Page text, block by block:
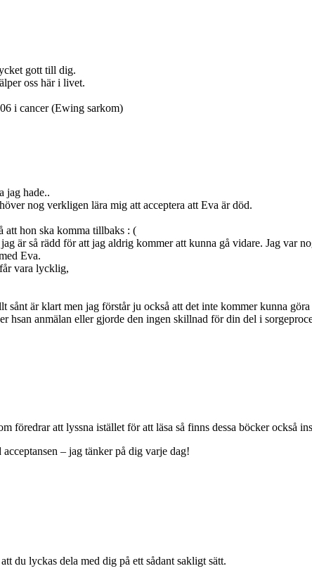
gott till dig.
oss här i livet.
i cancer (Ewing sarkom)
jag hade..
nog verkligen lära mig att acceptera att Eva är död.
att hon ska komma tillbaks : (
är så rädd för att jag aldrig kommer att kunna gå vidare. Jag var
Eva.
vara lycklig,
sånt är klart men jag förstår ju också att det inte kommer kunna
hsan anmälan eller gjorde den ingen skillnad för din del i
föredrar att lyssna istället för att läsa så finns dessa böcker också
– jag tänker på dig varje dag!
du lyckas dela med dig på ett sådant sakligt sätt.